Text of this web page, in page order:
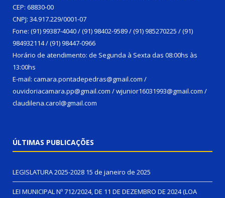
CEP: 68830-00
CNPJ: 34.917.229/0001-07
Fone: (91) 99387-4040 / (91) 98402-9589 / (91) 985270225 / (91)
984932114 / (91) 98447-0966
Horário de atendimento: de Segunda à Sexta das 08:00hs às
13:00hs
E-mail: camara.pontadepedras@gmail.com /
ouvidoriacamara.pp@gmail.com / wjunior16031993@gmail.com /
claudilena.carol@gmail.com
ÚLTIMAS PUBLICAÇÕES
LEGISLATURA 2025-2028 15 de janeiro de 2025
LEI MUNICIPAL Nº 712/2024, DE 11 DE DEZEMBRO DE 2024 (LOA